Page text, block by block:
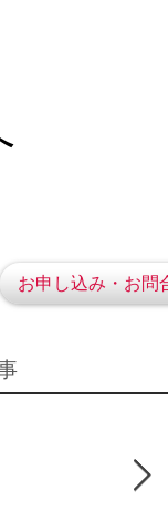
お申し込み・お問